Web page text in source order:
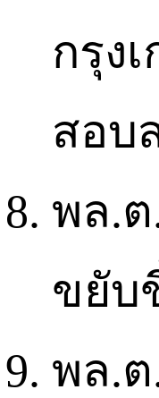
กรุง
สอบ
พล.
ขยับ
พล.